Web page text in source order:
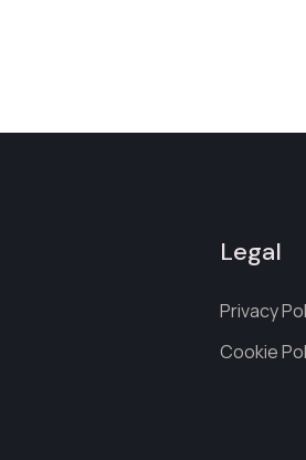
Legal
Privacy
Cookie